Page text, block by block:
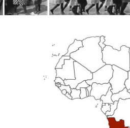
Primary
Sidebar